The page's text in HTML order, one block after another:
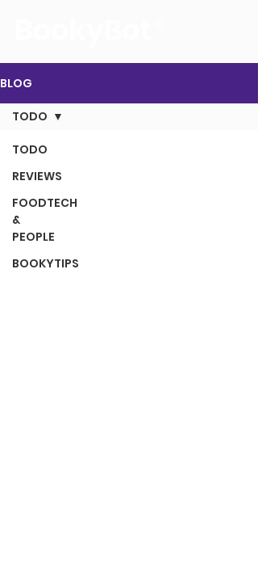
BLOG
TODO
REVIEWS
FOODTECH
&
PEOPLE
BOOKYTIPS
TODO